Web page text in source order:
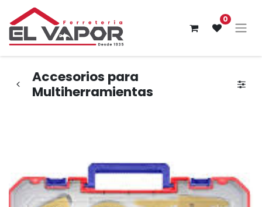
0
Accesorios para
Multiherramientas